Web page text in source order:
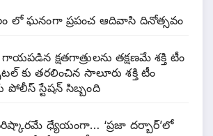
లో ఘనంగా ప్రపంచ ఆదివాసి దినోత్సవం
క్షతగాత్రులను తక్షణమే శక్తి టీం
కు తరలించిన సాలూరు శక్తి టీం
స్టేషన్ సిబ్బంది
ధ్యేయంగా… ‘ప్రజా దర్బార్’లో